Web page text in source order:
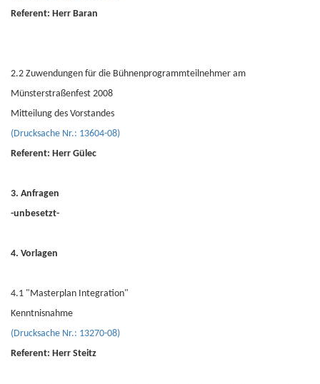
Referent: Herr Baran
2.2 Zuwendungen für die Bühnenprogrammteilnehmer am
Münsterstraßenfest 2008
Mitteilung des Vorstandes
(Drucksache Nr.: 13604-08)
Referent: Herr Gülec
3. Anfragen
-unbesetzt-
4. Vorlagen
4.1 "Masterplan Integration"
Kenntnisnahme
(Drucksache Nr.: 13270-08)
Referent: Herr Steitz